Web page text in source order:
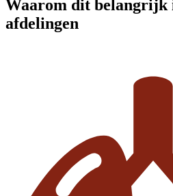
Waarom dit belangrijk
afdelingen